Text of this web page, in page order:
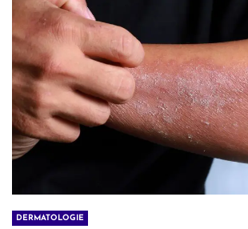
DERMATOLOGIE